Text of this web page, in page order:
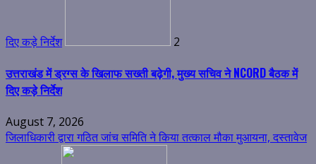
दिए कड़े निर्देश 2
उत्तराखंड में ड्रग्स के खिलाफ सख्ती बढ़ेगी, मुख्य सचिव ने NCORD बैठक में
दिए कड़े निर्देश
August 7, 2026
जिलाधिकारी द्वारा गठित जांच समिति ने किया तत्काल मौका मुआयना, दस्तावेज